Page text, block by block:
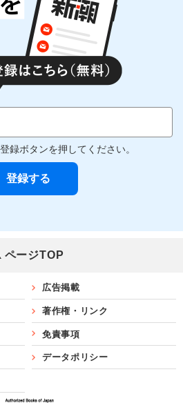
録ボタンを押してください。
ページTOP
広告掲載
著作権・リンク
免責事項
データポリシー